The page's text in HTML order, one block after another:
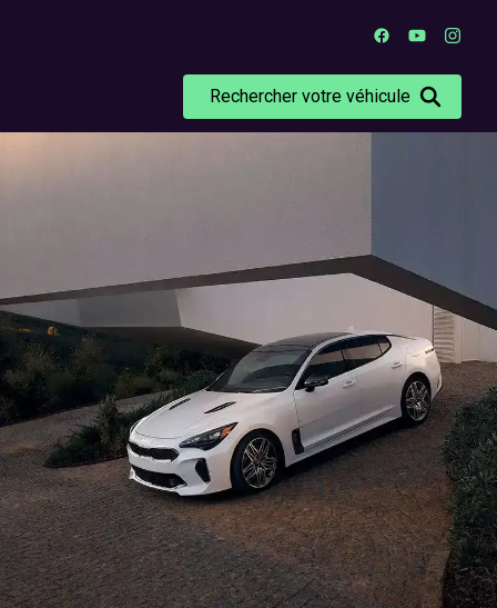
Rechercher votre véhicule